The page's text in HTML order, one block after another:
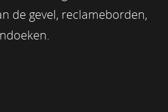
de gevel, reclameborden,